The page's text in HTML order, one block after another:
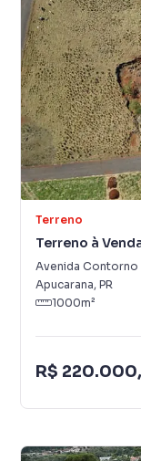
Terreno
Terreno à
Avenida Contorno
Apucarana, PR
1000m²
R$